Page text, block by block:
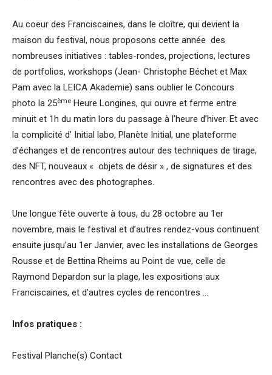
Au coeur des Franciscaines, dans le cloître, qui devient la
maison du festival, nous proposons cette année des
nombreuses initiatives : tables-rondes, projections, lectures
de portfolios, workshops (Jean- Christophe Béchet et Max
Pam avec la LEICA Akademie) sans oublier le Concours
photo la 25ème Heure Longines, qui ouvre et ferme entre
minuit et 1h du matin lors du passage à l’heure d’hiver. Et avec
la complicité d’ Initial labo, Planète Initial, une plateforme
d’échanges et de rencontres autour des techniques de tirage,
des NFT, nouveaux « objets de désir » , de signatures et des
rencontres avec des photographes.
Une longue fête ouverte à tous, du 28 octobre au 1er
novembre, mais le festival et d’autres rendez-vous continuent
ensuite jusqu’au 1er Janvier, avec les installations de Georges
Rousse et de Bettina Rheims au Point de vue, celle de
Raymond Depardon sur la plage, les expositions aux
Franciscaines, et d’autres cycles de rencontres …
Infos pratiques :
Festival Planche(s) Contact